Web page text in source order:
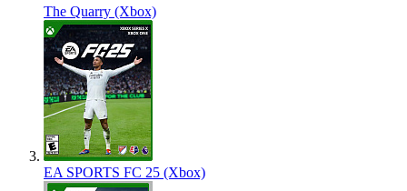
The Quarry (Xbox)
EA SPORTS FC 25 (Xbox)